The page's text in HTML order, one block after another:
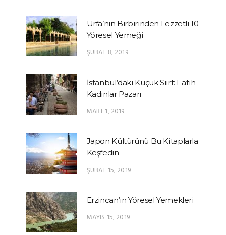
Urfa’nın Birbirinden Lezzetli 10
Yöresel Yemeği
ŞUBAT 8, 2019
İstanbul’daki Küçük Siirt: Fatih
Kadınlar Pazarı
MART 1, 2019
Japon Kültürünü Bu Kitaplarla
Keşfedin
ŞUBAT 15, 2019
Erzincan’ın Yöresel Yemekleri
MAYIS 15, 2019